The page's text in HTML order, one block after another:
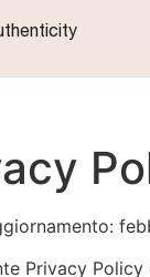
Privacy